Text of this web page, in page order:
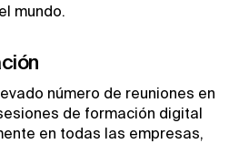
mundo.
número de reuniones en
de formación digital
en todas las empresas,